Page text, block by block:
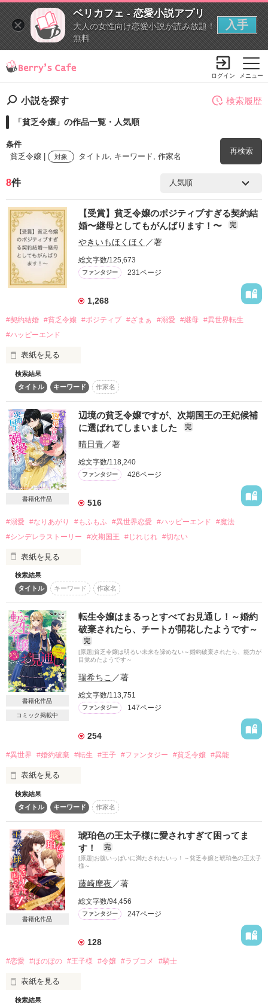
ベリカフェ - 恋愛小説アプリ
大人の女性向け恋愛小説が読み放題！
無料
入手
メニュー
ログイン
小説を探す
「貧乏令嬢」の作品一覧・人気順
条件
貧乏令嬢 |
対象 タイトル, キーワード, 作家名
再検索
検索ワード
を含む
詳しく検索
タイトル キーワード 作家名 表紙コメント
あらすじ
ジャンル
感想
ステータス 全て 完結 更新中
作品の長さ 長編 中編
賞」ベリーズカフェ会場
その他の条件 動画あり
検索履歴
8件
【受賞】貧乏令嬢のポジティブすぎる契約結
婚〜継母としてもがんばります！〜
完
やきいもほくほく ／著
総文字数/125,673
ファンタジー 231ページ
1,268
#契約結婚 #貧乏令嬢 #ポジティブ #ざまぁ #溺愛 #継母 #異世界転生
#ハッピーエンド
表紙を見る
／
第14回ネット小説大賞
入賞いたしました！
＼
没落寸前、貧乏男爵令嬢ディアンヌ・メリーティーは家族を守
るために援助を求めて結婚相手を探しに向かうが大失敗。
その場で転んで頭をぶつけた拍子に前世の記憶を思い出すが、
友人だと思っていたシャーリーに騙されて会場で大恥をかくこ
ととなる。
しかし、そんなディアンヌを助けてくれたのは女性たちの憧れ
宰相で公爵家の当主、リュドヴィック・ベルトルテだった。
その理由はピーターというベルトルテ公爵家に引き取られた子
どもが懐いたからだった。
慣れない生活中、リュドヴィックを慕う侍女に嫌がらせを受け
ながらもピーターの心を開き、周囲から認められていくディア
ンヌ。
次第に公爵夫人としての自覚も芽生えていく。
ある事件をきっかけにリュドヴィックとの距離も近づい
て……！？
神頼みするしかない大ピンチの状況から、粘り強さとしたたか
さで大逆転。
互いの利益だけを求めた契約結婚から、溺愛されていくポジテ
ィブラブストーリー！
＊アルファポリス、小説家になろう、カクヨム掲載中
検索結果
タイトル
キーワード 作家名
書籍化作品
辺境の貧乏令嬢ですが、次期国王の王妃候補
に選ばれてしまいました
完
晴日青／著
総文字数/118,240
ファンタジー 426ページ
516
#溺愛 #なりあがり #もふもふ #異世界恋愛 #ハッピーエンド
#魔法
#シンデレラストーリー
#次期国王 #じれじれ #切ない
表紙を見る
「最後まで候補に残ってくれ。
……俺のために」
辺境の地、クアトリーに住むリティシアは
故郷の待遇改善を直談判するために
次期国王ランベールの妃候補に名乗りを上げた。
数多くの令嬢が集まる王宮は
珍しくて楽しいだけの場所ではなくて……。
「そんなふざけた態度で候補に残るなんて
恥を知りなさい」
自分が妃に一歩近づけるんじゃないかって……」
「もうこんな真似はしないって約束して。
妃候補から脱落しても、命だけは失わないって」
「お妃様になったら、
私を一番の友達って紹介してね。
……絶対、負けないで」
――華やかな社交界の影で暗躍する者たち。
次期国王としてひとり戦うランベールに
リティは少しずつ惹かれていき……。
（一生分の恋をしたわ。
この思い出だけで生きていけるくらい）
「俺が生涯をともにしたい相手は君だけだ」
――選ぶのは、国のための結婚？
検索結果
タイトル
キーワード 作家名
書籍化作品
コミック掲載中
転生令嬢はまるっとすべてお見通し！～婚約
破棄されたら、チートが開花したようです～
完
[原題]貧乏令嬢は明るい未来を諦めない～婚約破棄されたら、能力が
目覚めたようです～
瑞希ちこ ／著
総文字数/113,751
ファンタジー 147ページ
254
#異世界 #婚約破棄 #転生 #王子 #ファンタジー #貧乏令嬢 #異能
表紙を見る
神様のミスで転生してしまった主人公は、
貧乏令嬢のシエラとして
第二の人生を送ることとなる。
神様は、ミスのお詫びにシエラを
『特別の女の子にしてあげる』ことを約束した。
その効果か、国の第一王子、エリオットの婚約者に選ばれる。
前世で婚約破棄をされたシエラは、
今度こそ幸せになることを願うが、
結婚目前でまさかの婚約破棄！
理由は『シエラが異能者でなかったから』……。
シエラの家系は何十年かに一度、
異能を持つ子供が生まれており、
エリオットはその能力目当てでシエラと婚約したのだった。
検索結果
タイトル
キーワード 作家名
書籍化作品
琥珀色の王太子様に愛されすぎて困ってま
す！
完
[原題]お腹いっぱいに満たされたいっ！～貧乏令嬢と琥珀色の王太子
様～
藤崎摩夜／著
総文字数/94,456
ファンタジー 247ページ
128
#恋愛 #ほのぼの #王子様 #令嬢 #ラブコメ #騎士
表紙を見る
検索結果